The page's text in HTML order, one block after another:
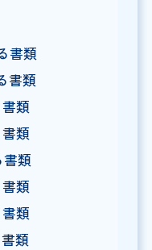
書類
書類
類
類
類
類
類
類